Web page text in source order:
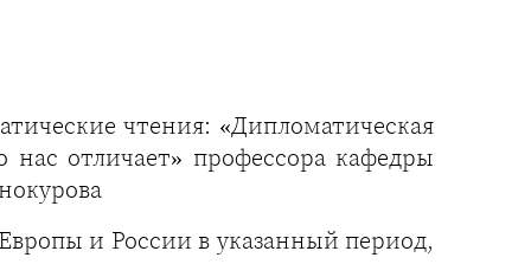
чтения: «Дипломатическая
отличает» профессора кафедры
и России в указанный период,